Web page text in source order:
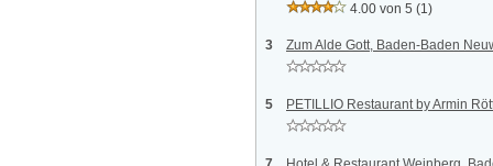
4.00 von 5 (1)
3 Zum Alde Gott, Baden-Baden
5 PETILLIO Restaurant by Armin